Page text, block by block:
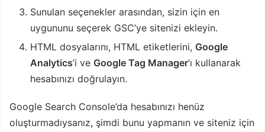
Sunulan seçenekler arasından, sizin için en
uygununu seçerek GSC’ye sitenizi ekleyin.
HTML dosyalarını, HTML etiketlerini, Google
Analytics’i ve Google Tag Manager’ı kullanarak
hesabınızı doğrulayın.
Google Search Console’da hesabınızı henüz
oluşturmadıysanız, şimdi bunu yapmanın ve siteniz için